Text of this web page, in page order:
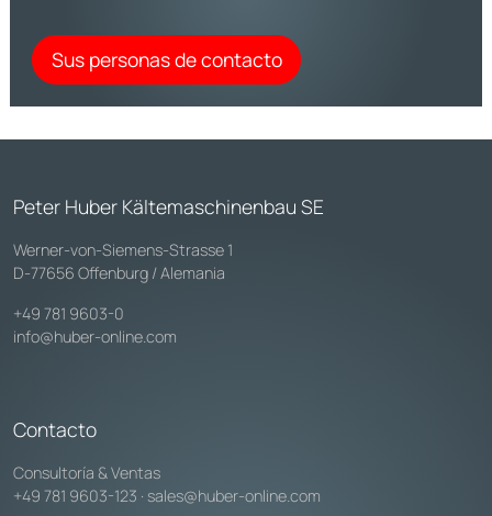
Sus personas de contacto
Peter Huber Kältemaschinenbau SE
Werner-von-Siemens-Strasse 1
D-77656 Offenburg / Alemania
+49 781 9603-0
info@huber-online.com
Contacto
Consultoría & Ventas
+49 781 9603-123 · sales@huber-online.com